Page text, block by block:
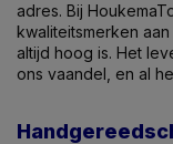
adres. Bij
kwaliteitsmerken
altijd hoog is. Het
ons vaandel, en al